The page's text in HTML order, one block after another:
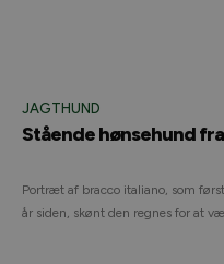
JAGTHUND
Stående hønsehund
Portræt af bracco italiano, som
år siden, skønt den regnes for at